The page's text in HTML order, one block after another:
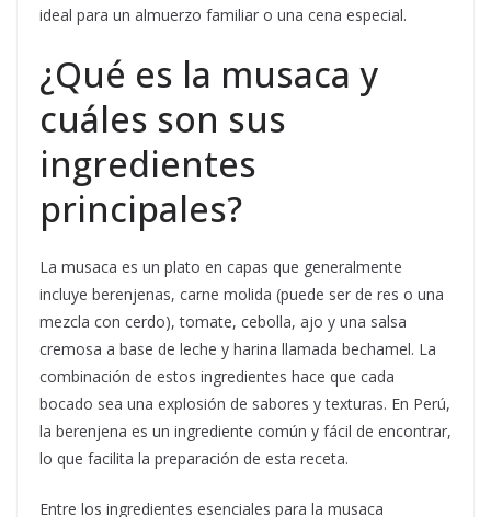
ideal para un almuerzo familiar o una cena especial.
¿Qué es la musaca y
cuáles son sus
ingredientes
principales?
La musaca es un plato en capas que generalmente
incluye berenjenas, carne molida (puede ser de res o una
mezcla con cerdo), tomate, cebolla, ajo y una salsa
cremosa a base de leche y harina llamada bechamel. La
combinación de estos ingredientes hace que cada
bocado sea una explosión de sabores y texturas. En Perú,
la berenjena es un ingrediente común y fácil de encontrar,
lo que facilita la preparación de esta receta.
Entre los ingredientes esenciales para la musaca